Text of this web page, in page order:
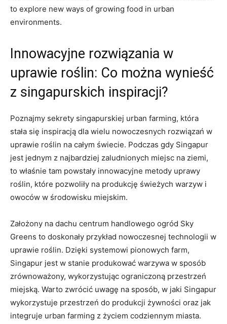
to explore new ways of growing food⁣ in urban
environments.
Innowacyjne rozwiązania w
uprawie roślin:‌ Co można wynieść
z singapurskich inspiracji?
Poznajmy ‍sekrety singapurskiej urban farming, która
stała się inspiracją dla wielu nowoczesnych ⁢rozwiązań w
uprawie roślin‍ na ​całym świecie. Podczas gdy Singapur
jest jednym z najbardziej zaludnionych miejsc na ziemi,
to ‍właśnie tam powstały innowacyjne metody uprawy⁤
roślin, które​ pozwoliły na produkcję świeżych warzyw​ i
owoców w środowisku miejskim.
Założony na dachu centrum handlowego ogród Sky
Greens to doskonały‍ przykład nowoczesnej⁢ technologii w‌
uprawie roślin. Dzięki systemowi pionowych farm,⁣
Singapur jest w stanie⁤ produkować ‍warzywa w sposób
zrównoważony,‍ wykorzystując ograniczoną​ przestrzeń
⁢miejską. Warto ⁣zwrócić ⁢uwagę ⁤na​ sposób, ‍w jaki Singapur
wykorzystuje przestrzeń do produkcji żywności⁢ oraz ‌jak
integruje urban farming z życiem codziennym miasta.